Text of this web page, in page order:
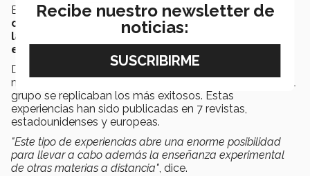
El docente incluso puso de supropio dineropara
comprar todos los componentes de estos mini
laboratorios
con ayuda de su familia los armó y
envió a sus alumnos.
Durante el semestre, pidió a sus estudiantes que de
manera individual diseñaran experimentos y con todo el
grupo se replicaban los más exitosos. Estas
experiencias han sido publicadas en 7 revistas,
estadounidenses y europeas.
"Este tipo de experiencias abre una enorme posibilidad
para llevar a cabo además la enseñanza experimental
de otras materias a distancia", dice.
Recibe nuestro newsletter de
noticias: